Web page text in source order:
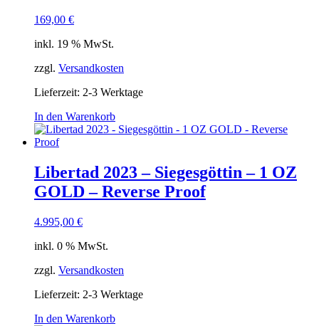
169,00 €
inkl. 19 % MwSt.
zzgl. Versandkosten
Lieferzeit: 2-3 Werktage
In den Warenkorb
Libertad 2023 – Siegesgöttin – 1 OZ
GOLD – Reverse Proof
4.995,00 €
inkl. 0 % MwSt.
zzgl. Versandkosten
Lieferzeit: 2-3 Werktage
In den Warenkorb